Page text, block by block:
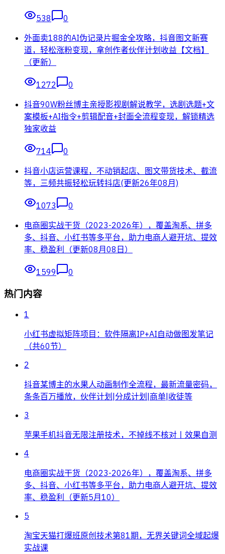
538
0
外面卖188的AI伪记录片掘金全攻略，抖音图文新赛
道，轻松涨粉变现，拿创作者伙伴计划收益【文档】
（更新）
1272
0
抖音90W粉丝博主亲授影视剧解说教学，选剧选题+文
案模板+AI指令+剪辑配音+封面全流程变现，解锁精选
独家收益
714
0
抖音小店运营课程，不动销起店、图文带货技术、截流
等，三频共振轻松玩转抖店(更新26年08月)
1073
0
电商圈实战干货（2023-2026年），覆盖淘系、拼多
多、抖音、小红书等多平台，助力电商人避开坑、提效
率、稳盈利（更新08月08日）
1599 0
热门内容
1
小红书虚拟矩阵项目：软件隔离IP+AI自动做图发笔记
（共60节）
2
抖音某博主的水果人动画制作全流程，最新流量密码，
条条百万播放，伙伴计划|分成计划|商单|收徒等
3
苹果手机抖音无限注册技术，不掉线不核对丨效果自测
4
电商圈实战干货（2023-2026年），覆盖淘系、拼多
多、抖音、小红书等多平台，助力电商人避开坑、提效
率、稳盈利（更新5月10）
5
淘宝天猫打爆班原创技术第81期，无界关键词全域起爆
实战课